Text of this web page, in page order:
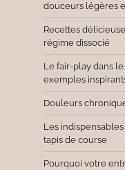
douceurs légères
Recettes
régime dissocié
Le fair-play dans
exemples
Douleurs
Les
tapis de course
Pourquoi votre